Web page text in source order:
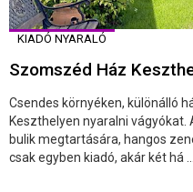
KIADÓ NYARALÓ
Szomszéd Ház
Csendes környéken, különálló
Keszthelyen nyaralni
bulik megtartására, hangos
csak egyben kiadó, akár két há ...